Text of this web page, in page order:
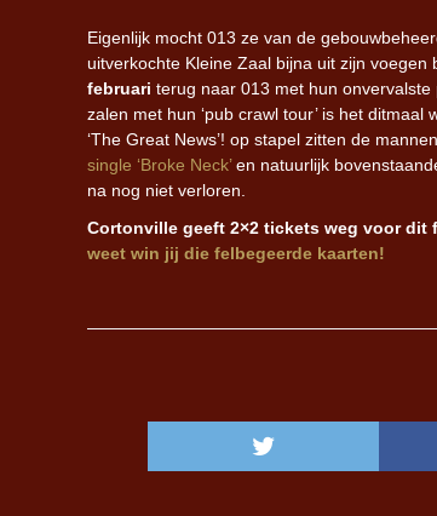
Eigenlijk mocht 013 ze van de
uitverkochte Kleine Zaal bijna uit zijn
februari terug naar 013 met hun
zalen met hun ‘pub crawl tour’ is het
‘The Great News’! op stapel zitten de
single ‘Broke Neck’en natuurlijk
na nog niet verloren.
Cortonville geeft 2×2 tickets weg voor dit
weet win jij die felbegeerde kaarten!